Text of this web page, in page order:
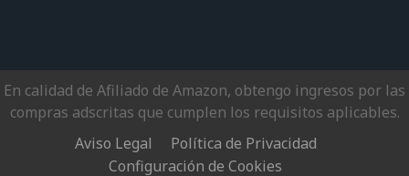
En calidad de Afiliado de Amazon, obtengo ingresos por las
compras adscritas que cumplen los requisitos aplicables.
Aviso Legal
Política de Privacidad
Configuración de Cookies